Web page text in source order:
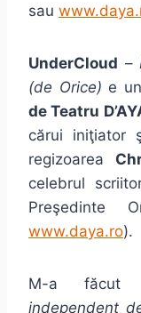
sau
UnderCloud –
(de Orice) e
de Teatru
cărui iniţiator
regizoarea
celebrul
Preşedinte
www.daya.ro).
M-a făcut
independent